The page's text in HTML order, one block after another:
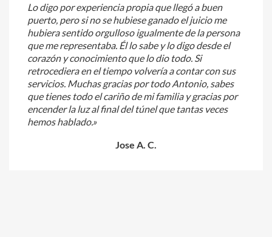
Lo digo por experiencia propia que llegó a buen
puerto, pero si no se hubiese ganado el juicio me
hubiera sentido orgulloso igualmente de la persona
que me representaba. Él lo sabe y lo digo desde el
corazón y conocimiento que lo dio todo. Si
retrocediera en el tiempo volvería a contar con sus
servicios. Muchas gracias por todo Antonio, sabes
que tienes todo el cariño de mi familia y gracias por
encender la luz al final del túnel que tantas veces
hemos hablado.»
Jose A. C.